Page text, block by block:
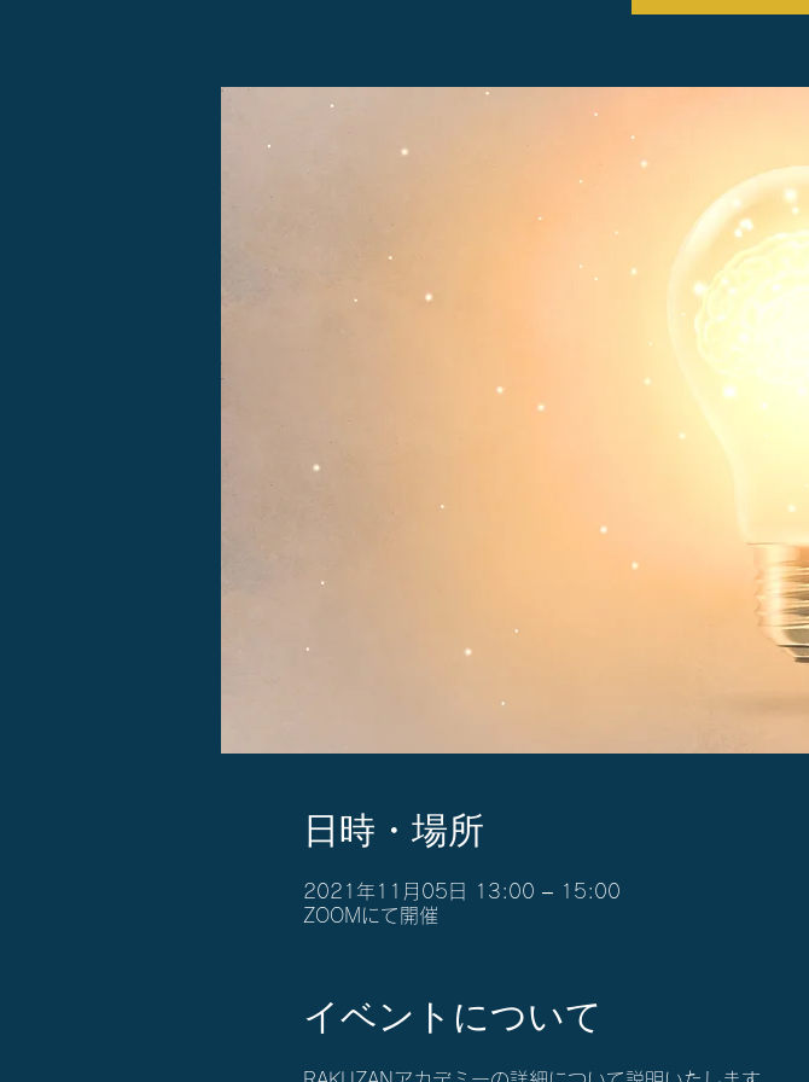
日時・場所
2021年11月05日 13:00 – 15:00
ZOOMにて開催
イベントについて